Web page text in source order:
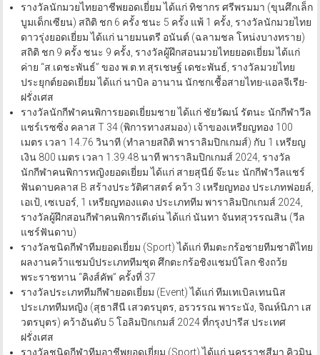
รางวัลนักมวยไทยอาชีพยอดเยี่ยม ได้แก่ ทิชากร ศรีพรมมา (ขุนศึกเล็ก
บูมเด็กเซียน) สถิติ ชก 6 ครั้ง ชนะ 5 ครั้ง แพ้ 1 ครั้ง, รางวัลนักมวยไทย
ดาวรุ่งยอดเยี่ยม ได้แก่ นายมนตรี อนันต์ (ฉลามชล โหน่งบางทราย)
สถิติ ชก 9 ครั้ง ชนะ 9 ครั้ง, รางวัลผู้ฝึกสอนมวยไทยยอดเยี่ยม ได้แก่
ค่าย “ส.เดชะพันธ์” ของ พ.ต.ท.สุรเชษฐ์ เดชะพันธ์, รางวัลมวยไทย
ประยุกต์ยอดเยี่ยม ได้แก่ นาบิล อานาน นักชกเชื้อสายไทย-แอลจีเรีย-
ฝรั่งเศส
รางวัลนักกีฬาคนพิการยอดเยี่ยมชาย ได้แก่ ชัยวัฒน์ รัตนะ นักกีฬาวีล
แชร์เรซซิ่ง คลาส T 34 (พิการทางสมอง) เจ้าของเหรียญทอง 100
เมตร เวลา 14.76 วินาที (ทำลายสถิติ พาราลิมปิกเกมส์) กับ 1 เหรียญ
เงิน 800 เมตร เวลา 1.39.48 นาที พาราลิมปิกเกมส์ 2024, รางวัล
นักกีฬาคนพิการหญิงยอดเยี่ยม ได้แก่ สายสุนีย์ จ๊ะนะ นักกีฬาวีลแชร์
ฟันดาบคลาส B สร้างประวัติศาสตร์ คว้า 3 เหรียญทอง ประเภทฟอยล์,
เอเป้, เซเบอร์, 1 เหรียญทองแดง ประเภททีม พาราลิมปิกเกมส์ 2024,
รางวัลผู้ฝึกสอนกีฬาคนพิการดีเด่น ได้แก่ นันทา จันทสุวรรณสิน (วีล
แชร์ฟันดาบ)
รางวัลชนิดกีฬาทีมยอดเยี่ยม (Sport) ได้แก่ ทีมตะกร้อชายทีมชาติไทย
ผลงานคว้าแชมป์ประเภททีมชุด ศึกตะกร้อชิงแชมป์โลก ชิงถว้ย
พระราชทาน “คิงส์คัพ” ครั้งที่ 37
รางวัลประเภททีมกีฬายอดเยี่ยม (Event) ได้แก่ ทีมเทเบิลเทนนิส
ประเภททีมหญิง (สุธาสีนี เสวตรบุตร, อรวรรณ พาระนัง, จิณห์นิภา เส
วตรบุตร) คว้าอันดับ 5 โอลิมปิกเกมส์ 2024 ที่กรุงปารีส ประเทศ
ฝรั่งเศส
รางวัลชนิดกีฬาทีมอาชีพยอดเยี่ยม (Sport) ได้แก่ นครราชสีมา คิวมิน